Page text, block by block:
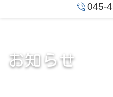
045-
お知らせ